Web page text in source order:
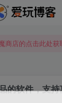
商店的点击此处获
商店的点击此处
的软件，支